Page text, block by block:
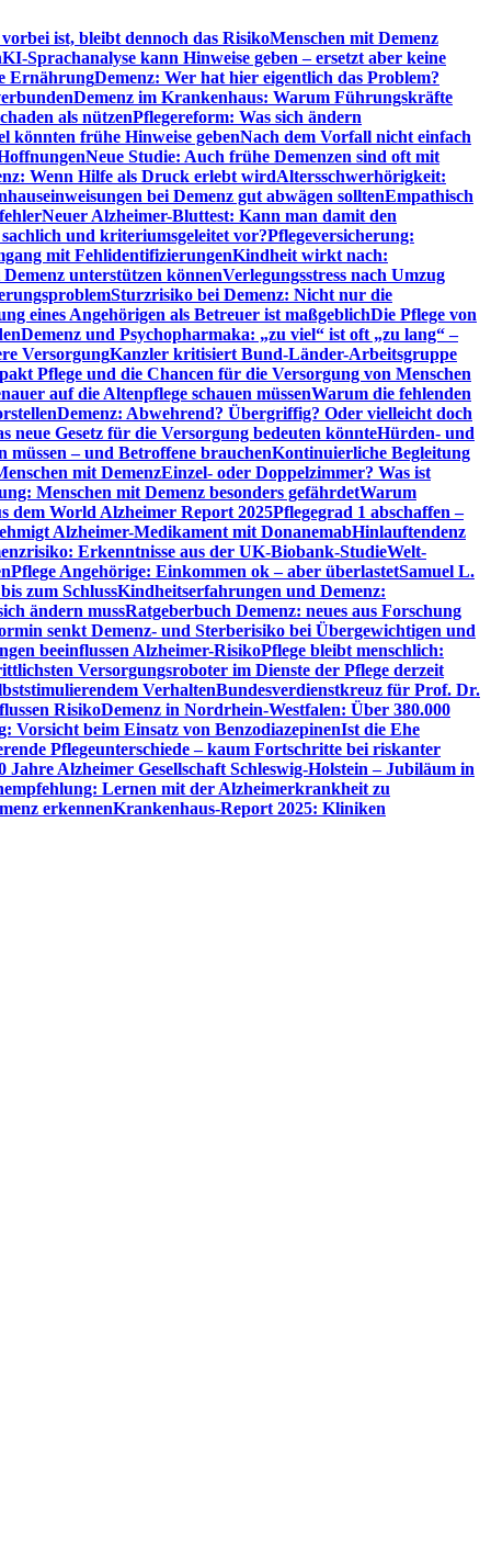
ist, bleibt dennoch das RisikoMenschen mit Demenz
KI-Sprachanalyse kann Hinweise geben – ersetzt aber keine
ErnährungDemenz: Wer hat hier eigentlich das Problem?
Demenz im Krankenhaus: Warum Führungskräfte
als nützenPflegereform: Was sich ändern
könnten frühe Hinweise gebenNach dem Vorfall nicht einfach
Neue Studie: Auch frühe Demenzen sind oft mit
Wenn Hilfe als Druck erlebt wirdAltersschwerhörigkeit:
bei Demenz gut abwägen solltenEmpathisch
Neuer Alzheimer-Bluttest: Kann man damit den
und kriteriumsgeleitet vor?Pflegeversicherung:
mit FehlidentifizierungenKindheit wirkt nach:
unterstützen könnenVerlegungsstress nach Umzug
Sturzrisiko bei Demenz: Nicht nur die
eines Angehörigen als Betreuer ist maßgeblichDie Pflege von
Demenz und Psychopharmaka: „zu viel“ ist oft „zu lang“ –
VersorgungKanzler kritisiert Bund-Länder-Arbeitsgruppe
Pflege und die Chancen für die Versorgung von Menschen
auf die Altenpflege schauen müssenWarum die fehlenden
Demenz: Abwehrend? Übergriffig? Oder vielleicht doch
neue Gesetz für die Versorgung bedeuten könnteHürden- und
– und Betroffene brauchenKontinuierliche Begleitung
mit DemenzEinzel- oder Doppelzimmer? Was ist
Menschen mit Demenz besonders gefährdetWarum
dem World Alzheimer Report 2025Pflegegrad 1 abschaffen –
Alzheimer-Medikament mit DonanemabHinlauftendenz
Erkenntnisse aus der UK-Biobank-StudieWelt-
Pflege Angehörige: Einkommen ok – aber überlastetSamuel L.
zum SchlussKindheitserfahrungen und Demenz:
ändern mussRatgeberbuch Demenz: neues aus Forschung
senkt Demenz- und Sterberisiko bei Übergewichtigen und
beeinflussen Alzheimer-RisikoPflege bleibt menschlich:
Versorgungsroboter im Dienste der Pflege derzeit
VerhaltenBundesverdienstkreuz für Prof. Dr.
RisikoDemenz in Nordrhein-Westfalen: Über 380.000
Vorsicht beim Einsatz von BenzodiazepinenIst die Ehe
Pflegeunterschiede – kaum Fortschritte bei riskanter
Jahre Alzheimer Gesellschaft Schleswig-Holstein – Jubiläum in
Lernen mit der Alzheimerkrankheit zu
erkennenKrankenhaus-Report 2025: Kliniken